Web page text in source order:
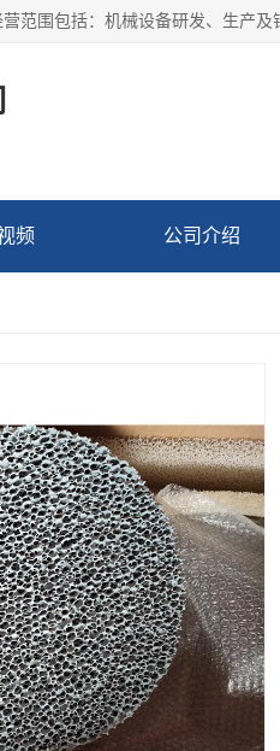
频 公司介绍